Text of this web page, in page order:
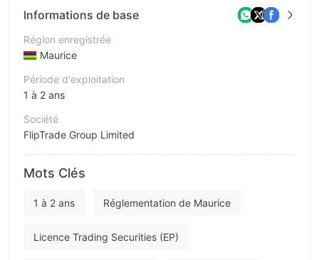
Informations de base
Région enregistrée
Maurice
Période d'exploitation
1 à 2 ans
Société
FlipTrade Group Limited
Abréviation
FlipTrade Group
Personnel
Mots Clés
1 à 2 ans Réglementation de Maurice
Licence Trading Securities (EP)